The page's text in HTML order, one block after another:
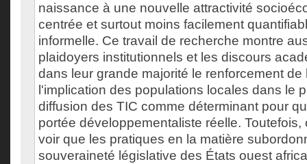
naissance à une nouvelle attractivité
centrée et surtout moins facilement
informelle. Ce travail de recherche montre
plaidoyers institutionnels et les discours
dans leur grande majorité le renforcement de
l'implication des populations locales dans le
diffusion des TIC comme déterminant pour
portée développementaliste réelle. Toutefois,
voir que les pratiques en la matière
souveraineté législative des États ouest